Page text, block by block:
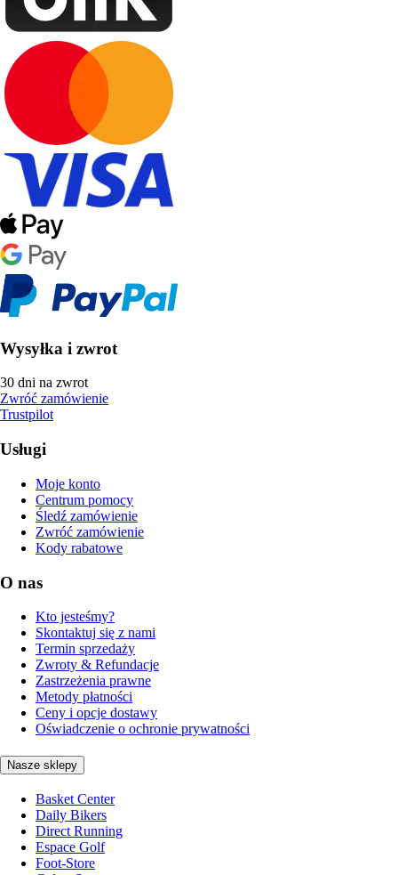
Wysyłka i zwrot
30 dni na zwrot
Zwróć zamówienie
Trustpilot
Usługi
Moje konto
Centrum pomocy
Śledź zamówienie
Zwróć zamówienie
Kody rabatowe
O nas
Kto jesteśmy?
Skontaktuj się z nami
Termin sprzedaży
Zwroty & Refundacje
Zastrzeżenia prawne
Metody płatności
Ceny i opcje dostawy
Oświadczenie o ochronie prywatności
Nasze sklepy
Basket Center
Daily Bikers
Direct Running
Espace Golf
Foot-Store